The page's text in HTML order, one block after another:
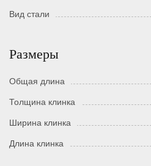
Вид стали
Размеры
Общая длина
Толщина клинка
Ширина клинка
Длина клинка